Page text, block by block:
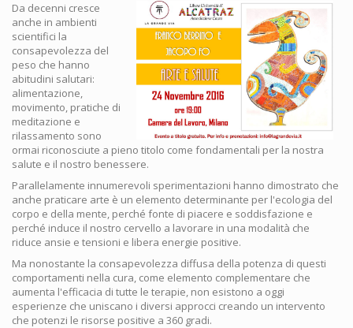
Da decenni cresce
anche in ambienti
scientifici la
consapevolezza del
peso che hanno
abitudini salutari:
alimentazione,
movimento, pratiche di
meditazione e
rilassamento sono
ormai riconosciute a pieno titolo come fondamentali per la nostra
salute e il nostro benessere.
Parallelamente innumerevoli sperimentazioni hanno dimostrato che
anche praticare arte è un elemento determinante per l'ecologia del
corpo e della mente, perché fonte di piacere e soddisfazione e
perché induce il nostro cervello a lavorare in una modalità che
riduce ansie e tensioni e libera energie positive.
Ma nonostante la consapevolezza diffusa della potenza di questi
comportamenti nella cura, come elemento complementare che
aumenta l'efficacia di tutte le terapie, non esistono a oggi
esperienze che uniscano i diversi approcci creando un intervento
che potenzi le risorse positive a 360 gradi.